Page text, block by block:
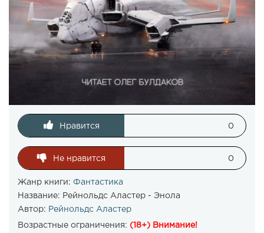
Нравится 0
Не нравится 0
Жанр книги: Фантастика
Название: Рейнольдс Аластер - Энола
Автор: Рейнольдс Аластер
Возрастные ограничения: (18+) Внимание!